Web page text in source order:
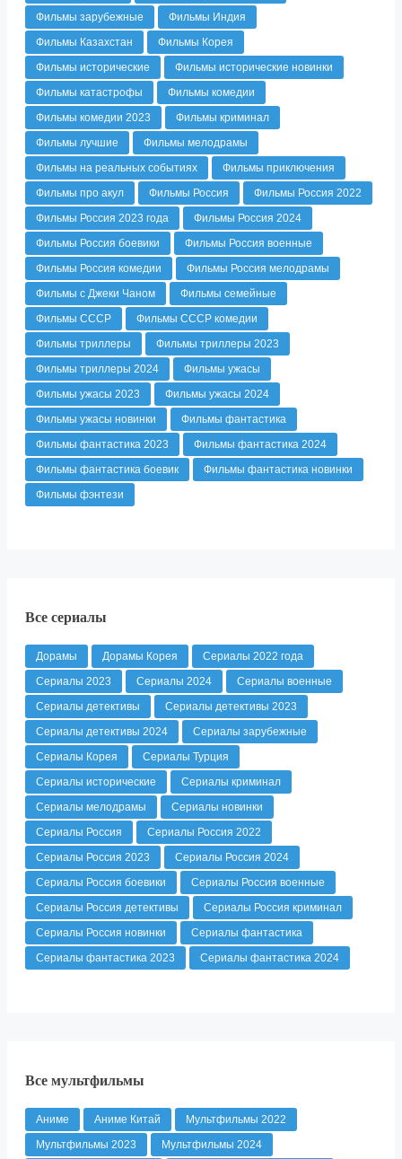
Фильмы зарубежные
Фильмы Индия
Фильмы Казахстан
Фильмы Корея
Фильмы исторические
Фильмы исторические новинки
Фильмы катастрофы
Фильмы комедии
Фильмы комедии 2023
Фильмы криминал
Фильмы лучшие
Фильмы мелодрамы
Фильмы на реальных событиях
Фильмы приключения
Фильмы про акул
Фильмы Россия
Фильмы Россия 2022
Фильмы Россия 2023 года
Фильмы Россия 2024
Фильмы Россия боевики
Фильмы Россия военные
Фильмы Россия комедии
Фильмы Россия мелодрамы
Фильмы с Джеки Чаном
Фильмы семейные
Фильмы СССР
Фильмы СССР комедии
Фильмы триллеры
Фильмы триллеры 2023
Фильмы триллеры 2024
Фильмы ужасы
Фильмы ужасы 2023
Фильмы ужасы 2024
Фильмы ужасы новинки
Фильмы фантастика
Фильмы фантастика 2023
Фильмы фантастика 2024
Фильмы фантастика боевик
Фильмы фантастика новинки
Фильмы фэнтези
Все сериалы
Дорамы Дорамы Корея
Сериалы 2022 года
Сериалы 2023
Сериалы 2024
Сериалы военные
Сериалы детективы
Сериалы детективы 2023
Сериалы детективы 2024
Сериалы зарубежные
Сериалы Корея
Сериалы Турция
Сериалы исторические
Сериалы криминал
Сериалы мелодрамы
Сериалы новинки
Сериалы Россия
Сериалы Россия 2022
Сериалы Россия 2023
Сериалы Россия 2024
Сериалы Россия боевики
Сериалы Россия военные
Сериалы Россия детективы
Сериалы Россия криминал
Сериалы Россия новинки
Сериалы фантастика
Сериалы фантастика 2023
Сериалы фантастика 2024
Все мультфильмы
Аниме Аниме Китай
Мультфильмы 2022
Мультфильмы 2023
Мультфильмы 2024